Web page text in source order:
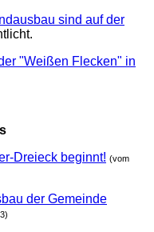
sind auf der
"Weißen Flecken" in
Dreieck beginnt! (vom
der Gemeinde